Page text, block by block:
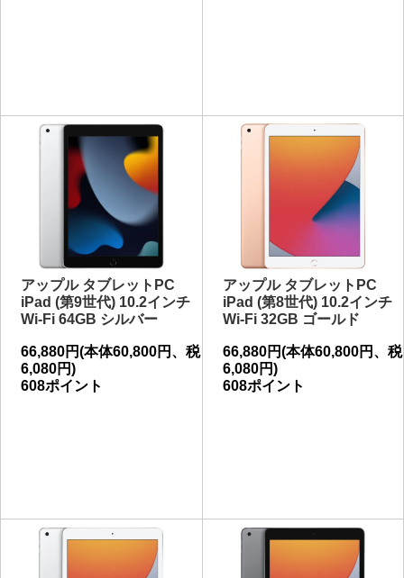
アップル タブレットPC
iPad (第9世代) 10.2インチ
Wi-Fi 64GB シルバー
66,880円(本体60,800円、税
6,080円)
608ポイント
アップル タブレットPC
iPad (第8世代) 10.2インチ
Wi-Fi 32GB ゴールド
66,880円(本体60,800円、税
6,080円)
608ポイント